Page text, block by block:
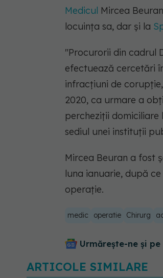
Medicul Mircea
locuinţa sa, dar şi la
"Procurorii din cadrul
efectuează cercetări
infracţiuni de
2020, ca urmare a
percheziţii
sediul unei instituţii
Mircea Beuran a fost
luna ianuarie, după
operaţie.
medic operatie Chirurg
Urmărește-ne și pe
ARTICOLE SIMILARE